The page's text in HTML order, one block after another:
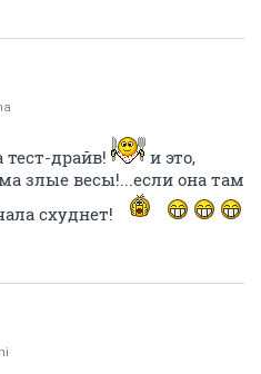
тест-драйв!
и это,
злые весы!...если она там
схуднет!